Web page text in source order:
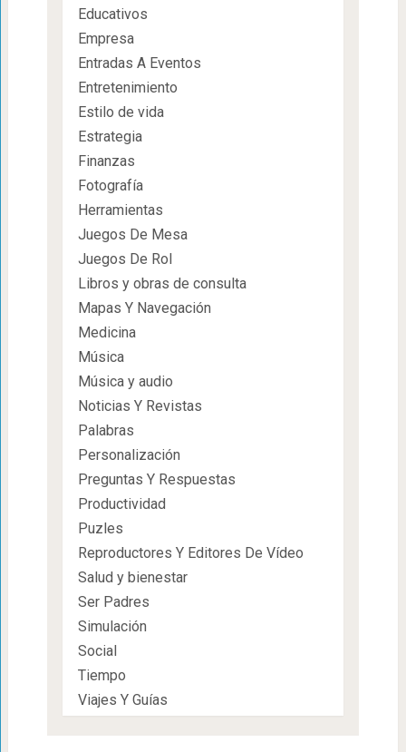
Educativos
Empresa
Entradas A Eventos
Entretenimiento
Estilo de vida
Estrategia
Finanzas
Fotografía
Herramientas
Juegos De Mesa
Juegos De Rol
Libros y obras de consulta
Mapas Y Navegación
Medicina
Música
Música y audio
Noticias Y Revistas
Palabras
Personalización
Preguntas Y Respuestas
Productividad
Puzles
Reproductores Y Editores De Vídeo
Salud y bienestar
Ser Padres
Simulación
Social
Tiempo
Viajes Y Guías